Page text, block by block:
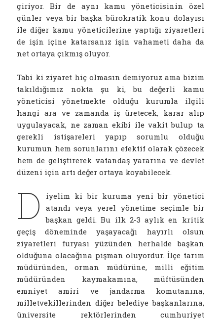
giriyor. Bir de aynı kamu yöneticisinin özel
günler veya bir başka bürokratik konu dolayısı
ile diğer kamu yöneticilerine yaptığı ziyaretleri
de işin içine katarsanız işin vahameti daha da
net ortaya çıkmış oluyor.
Tabi ki ziyaret hiç olmasın demiyoruz ama bizim
takıldığımız nokta şu ki, bu değerli kamu
yöneticisi yönetmekte olduğu kurumla ilgili
hangi ara ve zamanda iş üretecek, karar alıp
uygulayacak, ne zaman ekibi ile vakit bulup ta
gerekli istişareleri yapıp sorumlu olduğu
kurumun hem sorunlarını efektif olarak çözecek
hem de geliştirerek vatandaş yararına ve devlet
düzeni için artı değer ortaya koyabilecek.
D
iyelim ki bir kuruma yeni bir yönetici
atandı veya yerel yönetime seçimle bir
başkan geldi. Bu ilk 2-3 aylık en kritik
geçiş döneminde yaşayacağı hayırlı olsun
ziyaretleri furyası yüzünden herhalde başkan
olduğuna olacağına pişman oluyordur. İlçe tarım
müdüründen, orman müdürüne, milli eğitim
müdüründen kaymakamına, müftüsünden
emniyet amiri ve jandarma komutanına,
milletvekillerinden diğer belediye başkanlarına,
üniversite rektörlerinden cumhuriyet